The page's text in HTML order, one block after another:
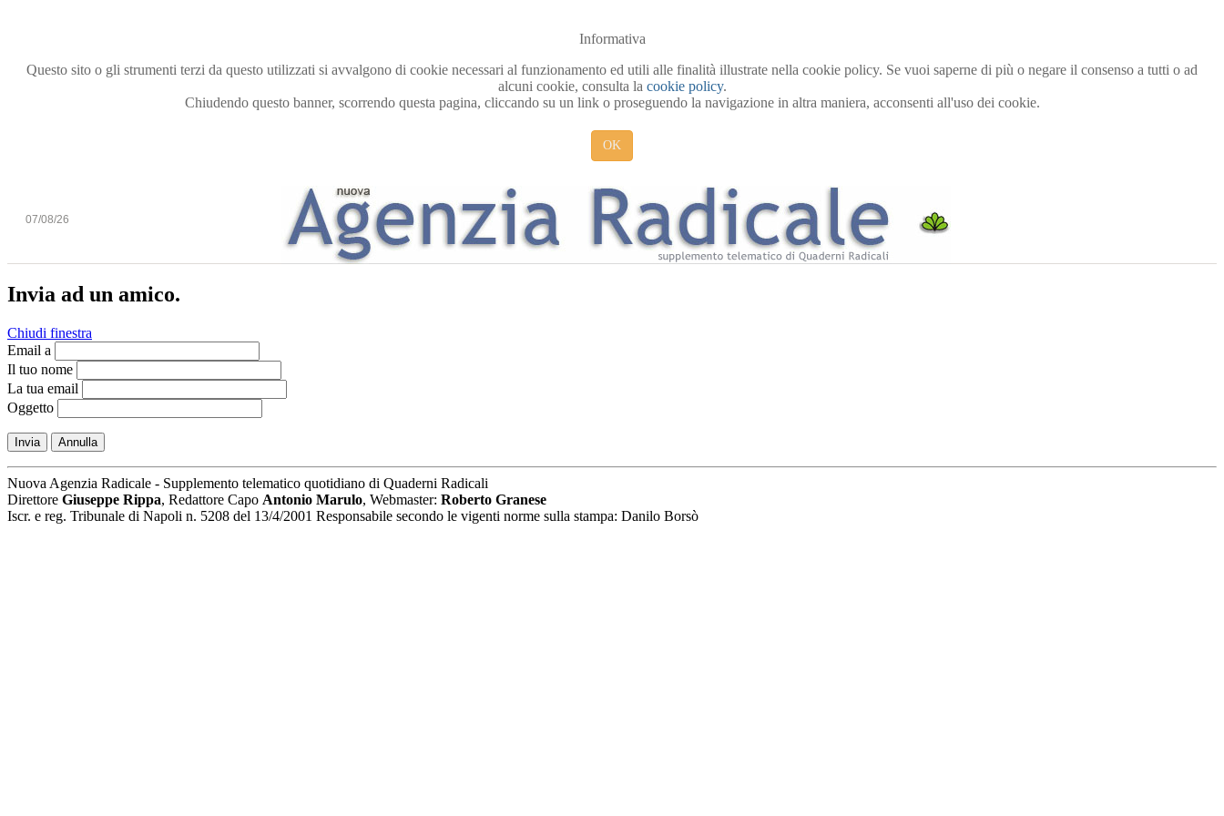
Informativa
Questo sito o gli strumenti terzi da questo utilizzati si avvalgono di cookie necessari al funzionamento ed utili alle finalità illustrate nella cookie policy. Se vuoi saperne di più o negare il consenso a tutti o ad
alcuni cookie, consulta la cookie policy.
Chiudendo questo banner, scorrendo questa pagina, cliccando su un link o proseguendo la navigazione in altra maniera, acconsenti all'uso dei cookie.
OK
07/08/26
Invia ad un amico.
Chiudi finestra
Email a
Il tuo nome
La tua email
Oggetto
Invia Annulla
Nuova Agenzia Radicale - Supplemento telematico quotidiano di Quaderni Radicali
Direttore Giuseppe Rippa, Redattore Capo Antonio Marulo, Webmaster: Roberto Granese
Iscr. e reg. Tribunale di Napoli n. 5208 del 13/4/2001 Responsabile secondo le vigenti norme sulla stampa: Danilo Borsò